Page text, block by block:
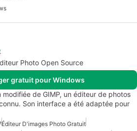
Photo Open Source
gratuit pour Windows
modifiée de GIMP, un éditeur de photos
Son interface a été adaptée pour
Éditeur D'images Photo Gratuit